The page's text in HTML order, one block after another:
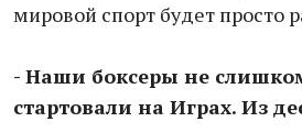
мировой спорт будет просто
- Наши боксеры не
стартовали на Играх. Из